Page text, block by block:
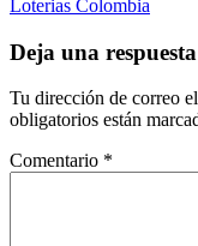
Loterias Colombia
Deja una respuesta
Tu dirección de correo
obligatorios están
Comentario *